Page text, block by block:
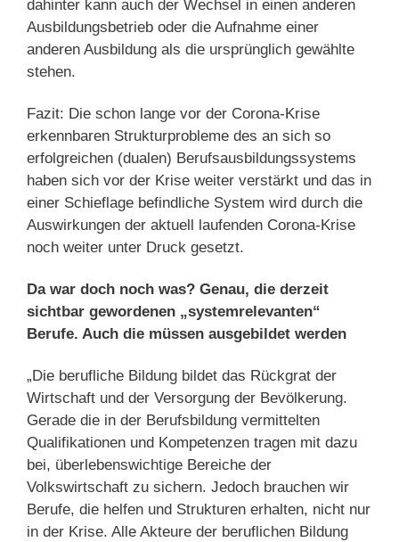
dahinter kann auch der Wechsel in einen anderen
Ausbildungsbetrieb oder die Aufnahme einer
anderen Ausbildung als die ursprünglich gewählte
stehen.
Fazit: Die schon lange vor der Corona-Krise
erkennbaren Strukturprobleme des an sich so
erfolgreichen (dualen) Berufsausbildungssystems
haben sich vor der Krise weiter verstärkt und das in
einer Schieflage befindliche System wird durch die
Auswirkungen der aktuell laufenden Corona-Krise
noch weiter unter Druck gesetzt.
Da war doch noch was? Genau, die derzeit
sichtbar gewordenen „systemrelevanten“
Berufe. Auch die müssen ausgebildet werden
„Die berufliche Bildung bildet das Rückgrat der
Wirtschaft und der Versorgung der Bevölkerung.
Gerade die in der Berufsbildung vermittel­ten
Qualifikationen und Kompetenzen tragen mit dazu
bei, überlebenswichtige Bereiche der
Volkswirtschaft zu sichern. Jedoch brauchen wir
Berufe, die helfen und Strukturen erhalten, nicht nur
in der Krise. Alle Akteure der beruflichen Bildung